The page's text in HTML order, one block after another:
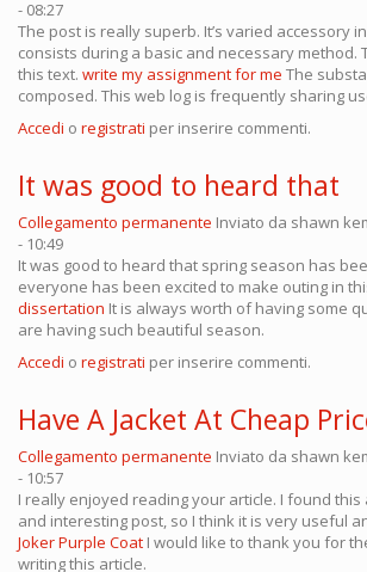
- 08:27
The post is really superb. It’s varied accessory
consists during a basic and necessary method.
this text. write my assignment for me The
composed. This web log is frequently sharing
Accedi o registrati per inserire commenti.
It was good to heard that
Collegamento permanente Inviato da shawn
- 10:49
It was good to heard that spring season has
everyone has been excited to make outing in
dissertation It is always worth of having some
are having such beautiful season.
Accedi o registrati per inserire commenti.
Have A Jacket At Cheap
Collegamento permanente Inviato da shawn
- 10:57
I really enjoyed reading your article. I found
and interesting post, so I think it is very useful
Joker Purple Coat I would like to thank you for
writing this article.